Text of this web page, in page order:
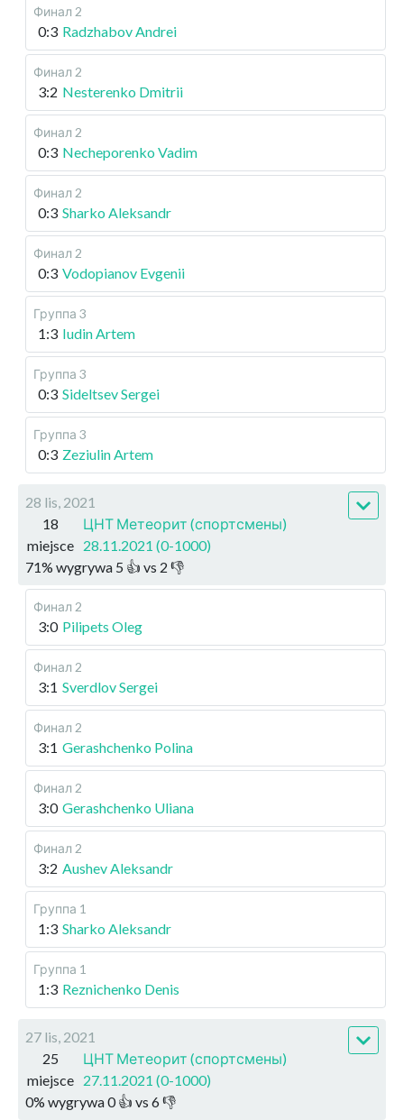
Финал 2
0:3 Radzhabov Andrei
Финал 2
3:2 Nesterenko Dmitrii
Финал 2
0:3 Necheporenko Vadim
Финал 2
0:3 Sharko Aleksandr
Финал 2
0:3 Vodopianov Evgenii
Группа 3
1:3 Iudin Artem
Группа 3
0:3 Sideltsev Sergei
Группа 3
0:3 Zeziulin Artem
28 lis, 2021
18
miejsce
ЦНТ Метеорит (спортсмены)
28.11.2021 (0-1000)
71% wygrywa 5 👍 vs 2 👎
Финал 2
3:0 Pilipets Oleg
Финал 2
3:1 Sverdlov Sergei
Финал 2
3:1 Gerashchenko Polina
Финал 2
3:0 Gerashchenko Uliana
Финал 2
3:2 Aushev Aleksandr
Группа 1
1:3 Sharko Aleksandr
Группа 1
1:3 Reznichenko Denis
27 lis, 2021
25
miejsce
ЦНТ Метеорит (спортсмены)
27.11.2021 (0-1000)
0% wygrywa0👍 vs 6👎